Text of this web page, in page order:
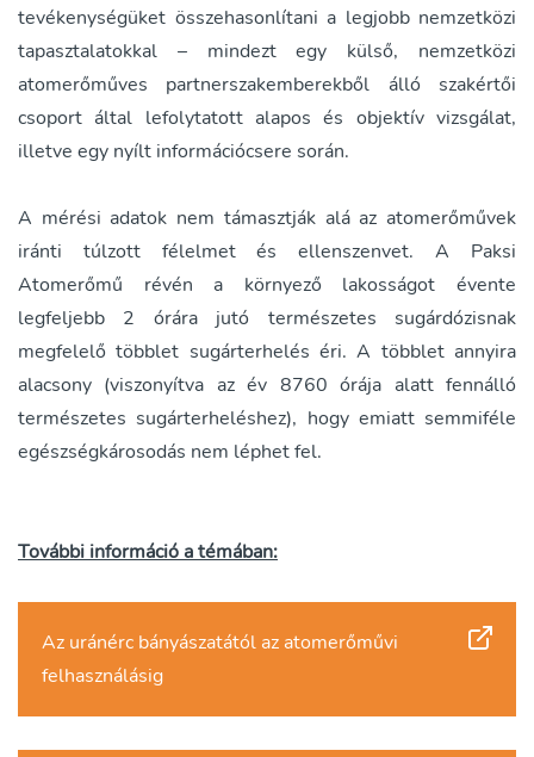
tevékenységüket összehasonlítani a legjobb nemzetközi
tapasztalatokkal – mindezt egy külső, nemzetközi
atomerőműves partnerszakemberekből álló szakértői
csoport által lefolytatott alapos és objektív vizsgálat,
illetve egy nyílt információcsere során.
A mérési adatok nem támasztják alá az atomerőművek
iránti túlzott félelmet és ellenszenvet. A Paksi
Atomerőmű révén a környező lakosságot évente
legfeljebb 2 órára jutó természetes sugárdózisnak
megfelelő többlet sugárterhelés éri. A többlet annyira
alacsony (viszonyítva az év 8760 órája alatt fennálló
természetes sugárterheléshez), hogy emiatt semmiféle
egészségkárosodás nem léphet fel.
További információ a témában:
Az uránérc bányászatától az atomerőművi
felhasználásig